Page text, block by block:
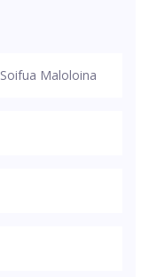
Soifua Maloloina